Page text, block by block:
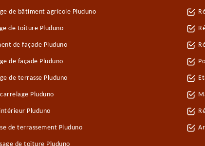
de bâtiment agricole Pluduno
de toiture Pluduno
de façade Pluduno
de façade Pluduno
de terrasse Pluduno
Pluduno
Pluduno
de terrassement Pluduno
de toiture Pluduno